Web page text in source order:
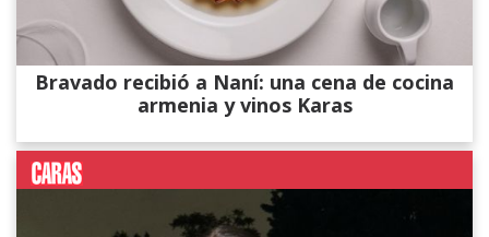
Bravado recibió a Naní: una cena de cocina
armenia y vinos Karas